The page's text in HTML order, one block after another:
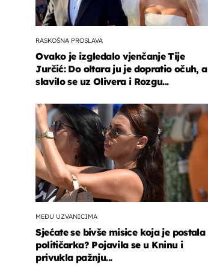
RASKOŠNA PROSLAVA
Ovako je izgledalo vjenčanje Tije
Jurčić: Do oltara ju je dopratio očuh, a
slavilo se uz Olivera i Rozgu...
MEĐU UZVANICIMA
Sjećate se bivše misice koja je postala
političarka? Pojavila se u Kninu i
privukla pažnju...